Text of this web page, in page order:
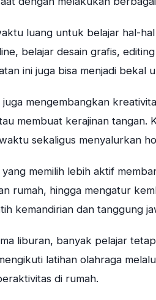
luang untuk belajar hal-
belajar desain grafis,
ini juga bisa menjadi bekal
mengembangkan
membuat kerajinan tangan.
sekaligus menyalurkan
memilih lebih aktif
rumah, hingga mengatur
kemandirian dan tanggung
liburan, banyak pelajar
latihan olahraga
di rumah.